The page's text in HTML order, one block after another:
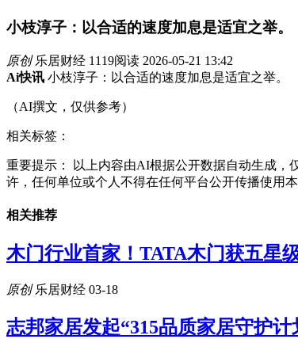
小枝淳子：以合适的速度加息是适宜之举。
原创 乐居财经 1119阅读 2026-05-21 13:42
Ai快讯 小枝淳子：以合适的速度加息是适宜之举。
（AI撰文，仅供参考）
相关标签：
重要提示： 以上内容由AI根据公开数据自动生成，
许，任何单位或个人不得在任何平台公开传播使用本
相关推荐
木门行业首家！TATA木门获五星
原创 乐居财经 03-18
志邦家居发起“315品质家居守护